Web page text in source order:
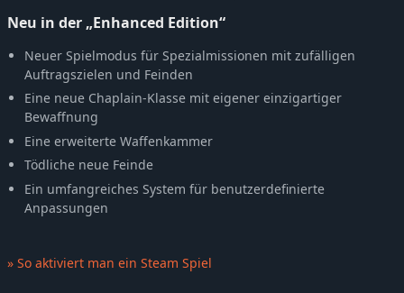
Neu in der „Enhanced Edition“
Neuer Spielmodus für Spezialmissionen mit zufälligen
Auftragszielen und Feinden
Eine neue Chaplain-Klasse mit eigener einzigartiger
Bewaffnung
Eine erweiterte Waffenkammer
Tödliche neue Feinde
Ein umfangreiches System für benutzerdefinierte
Anpassungen
» So aktiviert man ein Steam Spiel